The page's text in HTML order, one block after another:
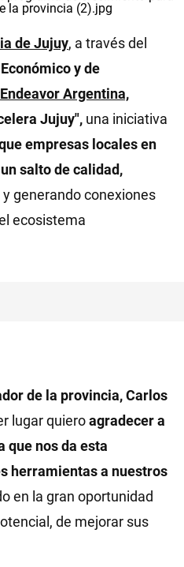
de Jujuy, a través del
y de
Endeavor Argentina,
Jujuy", una iniciativa
empresas locales en
salto de calidad,
generando conexiones
ecosistema
de la provincia, Carlos
lugar quieroagradecer a
que nos da esta
herramientas a nuestros
en la gran oportunidad
de mejorar sus